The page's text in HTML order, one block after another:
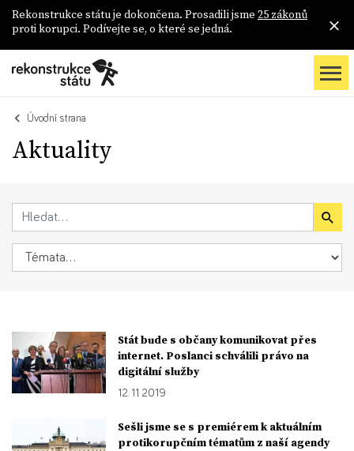
Rekonstrukce státu je dokončena. Prosadili jsme 25 zákonů
proti korupci. Podívejte se, o které se jedná.
Úvodní strana
Aktuality
Stát bude s občany komunikovat přes
internet. Poslanci schválili právo na
digitální služby
12. 11. 2019
Sešli jsme se s premiérem k aktuálním
protikorupčním tématům z naší agendy